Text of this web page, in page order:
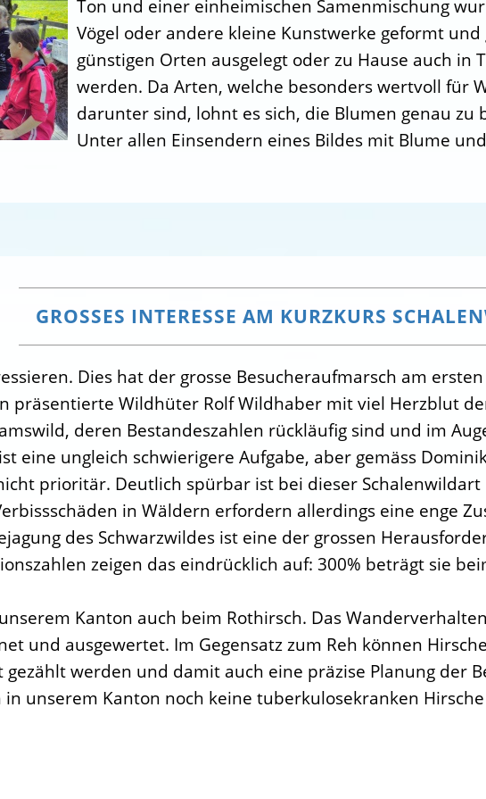
Ton und einer einheimischen Samenmischung
Vögel oder andere kleine Kunstwerke geformt
günstigen Orten ausgelegt oder zu Hause auch in
werden. Da Arten, welche besonders wertvoll für
darunter sind, lohnt es sich, die Blumen genau zu
Unter allen Einsendern eines Bildes mit Blume
GROSSES INTERESSE AM KURZKURS
Dies hat der grosse Besucheraufmarsch am
präsentierte Wildhüter Rolf Wildhaber mit viel Herzblut
deren Bestandeszahlen rückläufig sind und im
eine ungleich schwierigere Aufgabe, aber gemäss
prioritär. Deutlich spürbar ist bei dieser
in Wäldern erfordern allerdings eine enge
des Schwarzwildes ist eine der grossen
zeigen das eindrücklich auf: 300% beträgt sie
Kanton auch beim Rothirsch. Das
und ausgewertet. Im Gegensatz zum Reh können
gezählt werden und damit auch eine präzise Planung der
unserem Kanton noch keine tuberkulosekranken